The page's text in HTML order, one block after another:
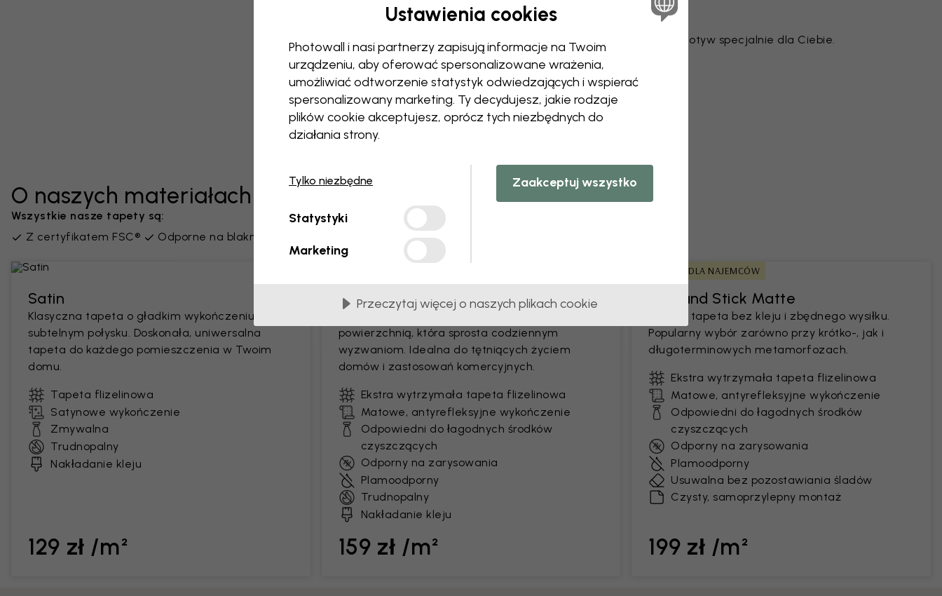
Zmień swoją tapetę
Zespół projektantów dostosuje każdy motyw specjalnie dla Ciebie.
Zmień rozmiar lub kolory
Dodaj lub usuń obiekt
Spersonalizuj szczegół
Stwórz własną fototapetę ze zdjęcia
O naszych materiałach
Wszystkie nasze tapety są:
Z certyfikatem FSC®
Odporne na blaknięcie Dostarczane w brytach o szerokości 45 cm
Satin
Klasyczna tapeta o gładkim wykończeniu i
subtelnym połysku. Doskonała, uniwersalna
tapeta do każdego pomieszczenia w Twoim
domu.
Tapeta flizelinowa
Satynowe wykończenie
Zmywalna
Trudnopalny
Nakładanie kleju
129 zł /m²
Premium Matte
powierzchnią, która sprosta codziennym
wyzwaniom. Idealna do tętniących życiem
domów i zastosowań komercyjnych.
Ekstra wytrzymała tapeta flizelinowa
Matowe, antyrefleksyjne wykończenie
Odpowiedni do łagodnych środków
czyszczących
Odporny na zarysowania
Plamoodporny
Trudnopalny
Nakładanie kleju
159 zł /m²
PRZYJAZNE DLA NAJEMCÓW
Peel and Stick Matte
Trwała tapeta bez kleju i zbędnego wysiłku.
Popularny wybór zarówno przy krótko-, jak i
długoterminowych metamorfozach.
Ekstra wytrzymała tapeta flizelinowa
Matowe, antyrefleksyjne wykończenie
Odpowiedni do łagodnych środków
czyszczących
Odporny na zarysowania
Plamoodporny
Usuwalna bez pozostawiania śladów
Czysty, samoprzylepny montaż
199 zł /m²
Ustawienia cookies
Photowall i nasi partnerzy zapisują informacje na Twoim
urządzeniu, aby oferować spersonalizowane wrażenia,
umożliwiać odtworzenie statystyk odwiedzających i wspierać
spersonalizowany marketing. Ty decydujesz, jakie rodzaje
plików cookie akceptujesz, oprócz tych niezbędnych do
działania strony.
Tylko niezbędne
Statystyki
Marketing
Zaakceptuj wszystko
Przeczytaj więcej o naszych plikach cookie